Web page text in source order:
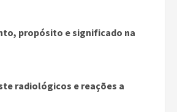
propósito e significado na
radiológicos e reações a